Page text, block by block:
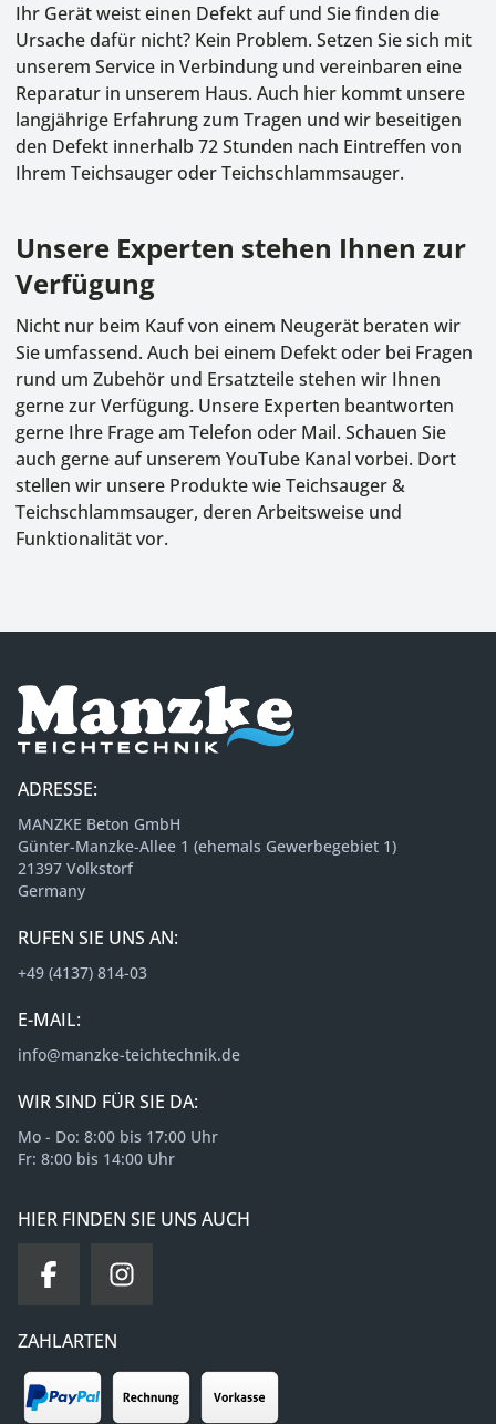
Ihr Gerät weist einen Defekt auf und Sie finden die
Ursache dafür nicht? Kein Problem. Setzen Sie sich mit
unserem Service in Verbindung und vereinbaren eine
Reparatur in unserem Haus. Auch hier kommt unsere
langjährige Erfahrung zum Tragen und wir beseitigen
den Defekt innerhalb 72 Stunden nach Eintreffen von
Ihrem Teichsauger oder Teichschlammsauger.
Unsere Experten stehen Ihnen zur
Verfügung
Nicht nur beim Kauf von einem Neugerät beraten wir
Sie umfassend. Auch bei einem Defekt oder bei Fragen
rund um Zubehör und Ersatzteile stehen wir Ihnen
gerne zur Verfügung. Unsere Experten beantworten
gerne Ihre Frage am Telefon oder Mail. Schauen Sie
auch gerne auf unserem YouTube Kanal vorbei. Dort
stellen wir unsere Produkte wie Teichsauger &
Teichschlammsauger, deren Arbeitsweise und
Funktionalität vor.
ADRESSE:
MANZKE Beton GmbH
Günter-Manzke-Allee 1 (ehemals Gewerbegebiet 1)
21397 Volkstorf
Germany
RUFEN SIE UNS AN:
+49 (4137) 814-03
E-MAIL:
info@manzke-teichtechnik.de
WIR SIND FÜR SIE DA:
Mo - Do: 8:00 bis 17:00 Uhr
Fr: 8:00 bis 14:00 Uhr
HIER FINDEN SIE UNS AUCH
ZAHLARTEN